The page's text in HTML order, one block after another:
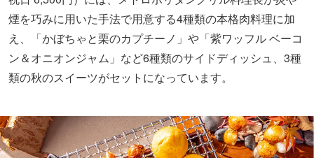
煙を巧みに用いた手法で用意する4種類の本格肉料理に加
え、「かぼちゃと栗のカプチーノ」や「紫ワッフル ベーコ
ン＆オニオンジャム」など6種類のサイドディッシュ、3種
類の秋のスイーツがセットになっています。